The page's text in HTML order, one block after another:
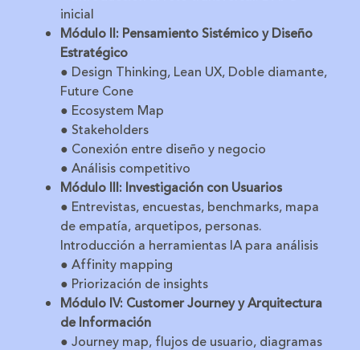
inicial
Módulo II: Pensamiento Sistémico y Diseño
Estratégico
● Design Thinking, Lean UX, Doble diamante,
Future Cone
● Ecosystem Map
● Stakeholders
● Conexión entre diseño y negocio
● Análisis competitivo
Módulo III: Investigación con Usuarios
● Entrevistas, encuestas, benchmarks, mapa
de empatía, arquetipos, personas.
Introducción a herramientas IA para análisis
● Affinity mapping
● Priorización de insights
Módulo IV: Customer Journey y Arquitectura
de Información
● Journey map, flujos de usuario, diagramas